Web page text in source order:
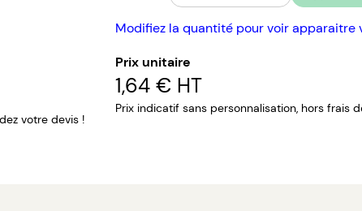
votre devis !
Modifiez la quantité pour voir apparaitre
Prix unitaire
1,64 € HT
Prix indicatif sans personnalisation, hors frais